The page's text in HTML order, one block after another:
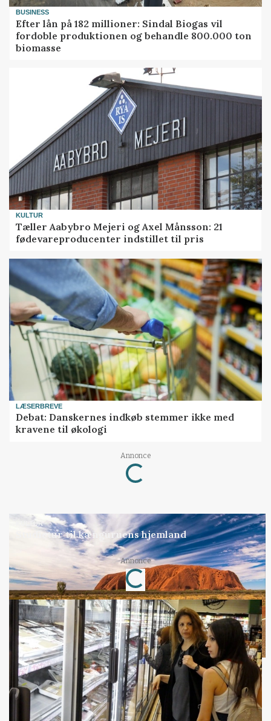
BUSINESS
Efter lån på 182 millioner: Sindal Biogas vil
fordoble produktionen og behandle 800.000 ton
biomasse
KULTUR
Tæller Aabybro Mejeri og Axel Månsson: 21
fødevareproducenter indstillet til pris
LÆSERBREVE
Debat: Danskernes indkøb stemmer ikke med
kravene til økologi
Annonce
Loading...
KULTUR
Studietur til kænguruens hjemland
Annonce
Loading...